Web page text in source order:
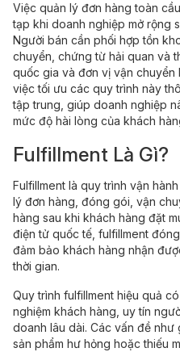
Việc quản lý đơn hàng toàn
tạp khi doanh nghiệp mở rộng
Người bán cần phối hợp tồn
chuyển, chứng từ hải quan và
quốc gia và đơn vị vận
việc tối ưu các quy trình này
tập trung, giúp doanh nghiệp
mức độ hài lòng của khách
Fulfillment Là Gì?
Fulfillment là quy trình vận
lý đơn hàng, đóng gói, vận
hàng sau khi khách hàng đặt
điện tử quốc tế, fulfillment
đảm bảo khách hàng nhận
thời gian.
Quy trình fulfillment hiệu quả
nghiệm khách hàng, uy tín
doanh lâu dài. Các vấn đề như
sản phẩm hư hỏng hoặc thiếu